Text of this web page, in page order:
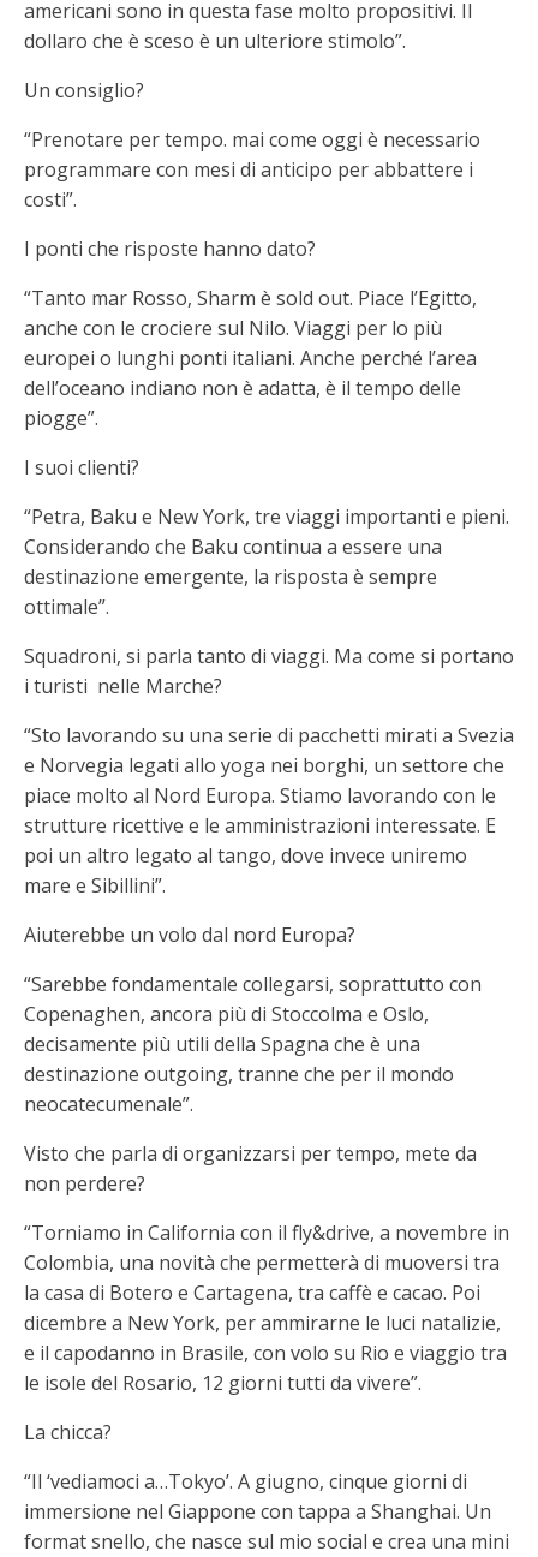
americani sono in questa fase molto propositivi. Il
dollaro che è sceso è un ulteriore stimolo”.
Un consiglio?
“Prenotare per tempo. mai come oggi è necessario
programmare con mesi di anticipo per abbattere i
costi”.
I ponti che risposte hanno dato?
“Tanto mar Rosso, Sharm è sold out. Piace l’Egitto,
anche con le crociere sul Nilo. Viaggi per lo più
europei o lunghi ponti italiani. Anche perché l’area
dell’oceano indiano non è adatta, è il tempo delle
piogge”.
I suoi clienti?
“Petra, Baku e New York, tre viaggi importanti e pieni.
Considerando che Baku continua a essere una
destinazione emergente, la risposta è sempre
ottimale”.
Squadroni, si parla tanto di viaggi. Ma come si portano
i turisti nelle Marche?
“Sto lavorando su una serie di pacchetti mirati a Svezia
e Norvegia legati allo yoga nei borghi, un settore che
piace molto al Nord Europa. Stiamo lavorando con le
strutture ricettive e le amministrazioni interessate. E
poi un altro legato al tango, dove invece uniremo
mare e Sibillini”.
Aiuterebbe un volo dal nord Europa?
“Sarebbe fondamentale collegarsi, soprattutto con
Copenaghen, ancora più di Stoccolma e Oslo,
decisamente più utili della Spagna che è una
destinazione outgoing, tranne che per il mondo
neocatecumenale”.
Visto che parla di organizzarsi per tempo, mete da
non perdere?
“Torniamo in California con il fly&drive, a novembre in
Colombia, una novità che permetterà di muoversi tra
la casa di Botero e Cartagena, tra caffè e cacao. Poi
dicembre a New York, per ammirarne le luci natalizie,
e il capodanno in Brasile, con volo su Rio e viaggio tra
le isole del Rosario, 12 giorni tutti da vivere”.
La chicca?
“Il ‘vediamoci a…Tokyo’. A giugno, cinque giorni di
immersione nel Giappone con tappa a Shanghai. Un
format snello, che nasce sul mio social e crea una mini